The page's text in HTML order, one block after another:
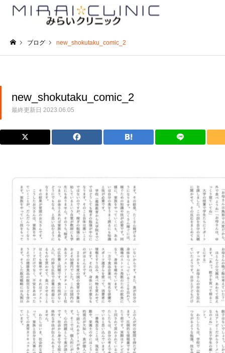
ブログ new_shokutaku_comic_2
new_shokutaku_comic_2
最終更新日 2023.06.05